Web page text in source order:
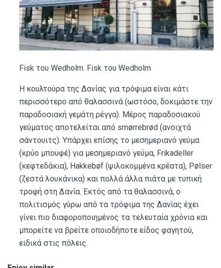
Fisk του Wedholm. Fisk του Wedholm
Η κουλτούρα της Δανίας για τρόφιμα είναι κάτι
περισσότερο από θαλασσινά (ωστόσο, δοκιμάστε την
παραδοσιακή γεμάτη ρέγγα). Μέρος παραδοσιακού
γεύματος αποτελείται από smørrebrød (ανοιχτά
σάντουιτς). Υπάρχει επίσης το μεσημεριανό γεύμα
(κρύο μπουφέ) για μεσημεριανό γεύμα, Frikadeller
(κεφτεδάκια), Hakkebøf (ψιλοκομμένα κρέατα), Pølser
(ζεστά λουκάνικα) και πολλά άλλα πιάτα με τυπική
τροφή στη Δανία. Εκτός από τα θαλασσινά, ο
πολιτισμός γύρω από τα τρόφιμα της Δανίας έχει
γίνει πιο διαφοροποιημένος τα τελευταία χρόνια και
μπορείτε να βρείτε οποιοδήποτε είδος φαγητού,
ειδικά στις πόλεις.